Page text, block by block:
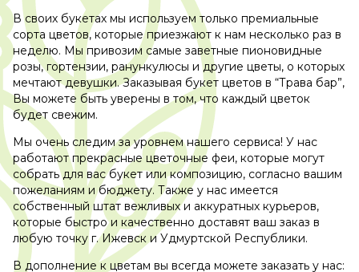
В своих букетах мы используем только премиальные
сорта цветов, которые приезжают к нам несколько раз в
неделю. Мы привозим самые заветные пионовидные
розы, гортензии, ранункулюсы и другие цветы, о которых
мечтают девушки. Заказывая букет цветов в “Трава бар”,
Вы можете быть уверены в том, что каждый цветок
будет свежим.
Мы очень следим за уровнем нашего сервиса! У нас
работают прекрасные цветочные феи, которые могут
собрать для вас букет или композицию, согласно вашим
пожеланиям и бюджету. Также у нас имеется
собственный штат вежливых и аккуратных курьеров,
которые быстро и качественно доставят ваш заказ в
любую точку г. Ижевск и Удмуртской Республики.
В дополнение к цветам вы всегда можете заказать у нас: